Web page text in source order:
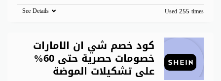
Used 255 times
See Details
كود خصم شي ان الامارات
خصومات حصرية حتى 60%
على تشكيلات الموضة